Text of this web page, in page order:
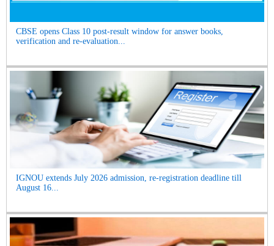
CBSE opens Class 10 post-result window for answer books,
verification and re-evaluation...
IGNOU extends July 2026 admission, re-registration deadline till
August 16...